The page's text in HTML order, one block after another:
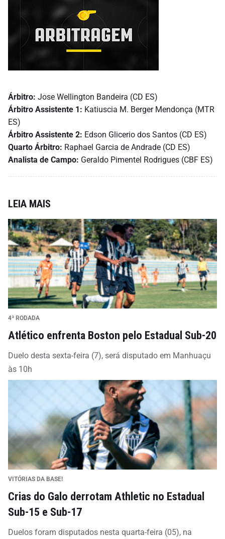
Árbitro: Jose Wellington Bandeira (CD ES)
Árbitro Assistente 1: Katiuscia M. Berger Mendonça (MTR
ES)
Árbitro Assistente 2: Edson Glicerio dos Santos (CD ES)
Quarto Árbitro: Raphael Garcia de Andrade (CD ES)
Analista de Campo: Geraldo Pimentel Rodrigues (CBF ES)
LEIA MAIS
4ª RODADA
Atlético enfrenta Boston pelo Estadual Sub-20
Duelo desta sexta-feira (7), será disputado em Manhuaçu
às 10h
VITÓRIAS DA BASE!
Crias do Galo derrotam Athletic no Estadual
Sub-15 e Sub-17
Duelos foram disputados nesta quarta-feira (05), na